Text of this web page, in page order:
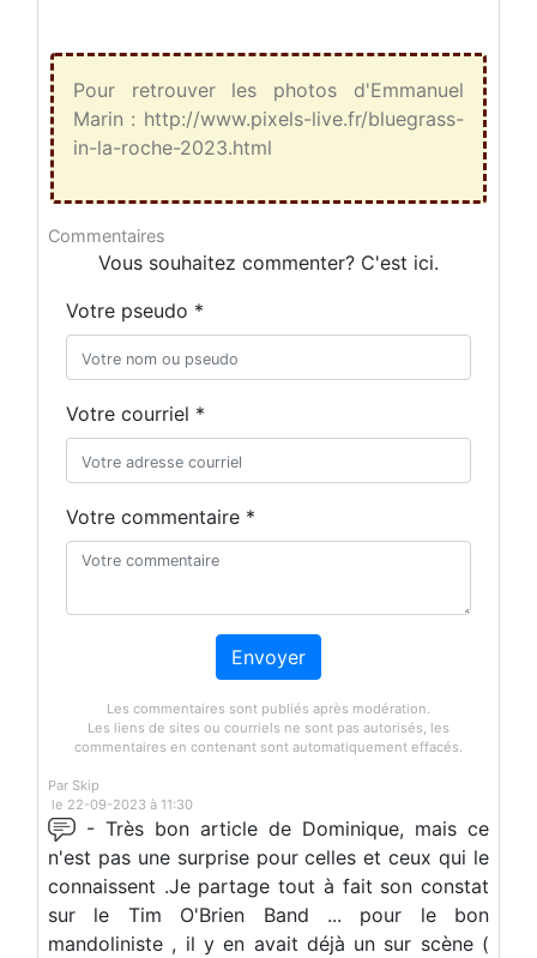
Pour retrouver les photos d'Emmanuel
Marin : http://www.pixels-live.fr/bluegrass-
in-la-roche-2023.html
Commentaires
Vous souhaitez commenter? C'est ici.
Votre pseudo *
Votre courriel *
Votre commentaire *
Envoyer
Les commentaires sont publiés après modération.
Les liens de sites ou courriels ne sont pas autorisés, les
commentaires en contenant sont automatiquement effacés.
Par Skip
le 22-09-2023 à 11:30
- Très bon article de Dominique, mais ce
n'est pas une surprise pour celles et ceux qui le
connaissent .Je partage tout à fait son constat
sur le Tim O'Brien Band ... pour le bon
mandoliniste , il y en avait déjà un sur scène (